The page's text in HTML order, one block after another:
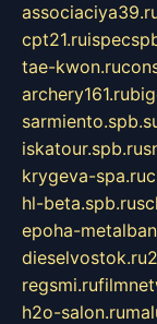
cpt21.ru
tae-kwon.ru
archery161.ru
iskatour.spb.ru
krygeva-spa.ru
hl-beta.spb.ru
epoha-
dieselvostok.ru
regsmi.ru
h2o-salon.ru